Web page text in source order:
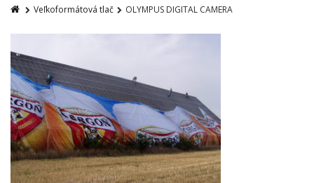
Veľkoformátová tlač OLYMPUS DIGITAL CAMERA